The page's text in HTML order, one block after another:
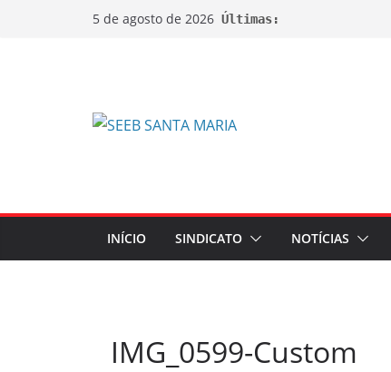
5 de agosto de 2026 Últimas:
INÍCIO SINDICATO NOTÍCIAS
IMG_0599-Custom